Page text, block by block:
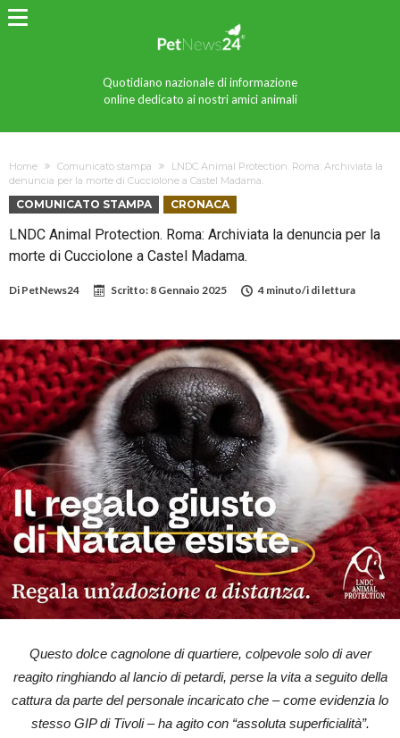
Quotidiano nazionale di informazione
online dedicato ai nostri amici animali
Home Comunicato stampa
LNDC Animal Protection. Roma: Archiviata la
denuncia per la morte di Cucciolone a Castel Madama.
COMUNICATO STAMPA CRONACA
LNDC Animal Protection. Roma: Archiviata la denuncia per la
morte di Cucciolone a Castel Madama.
Di PetNews24 Scritto: 8 Gennaio 2025 4 minuto/i di lettura
Questo dolce cagnolone di quartiere, colpevole solo di aver
reagito ringhiando al lancio di petardi, perse la vita a seguito della
cattura da parte del personale incaricato che – come evidenzia lo
stesso GIP di Tivoli – ha agito con “assoluta superficialità”.